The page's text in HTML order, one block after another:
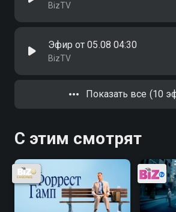
BizTV
Эфир от 05.08 04:30
BizTV
Показать все (10
С этим смотрят